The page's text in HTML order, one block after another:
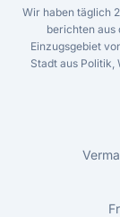
Wir haben täglich
berichten aus
Einzugsgebiet
Stadt aus Politik,